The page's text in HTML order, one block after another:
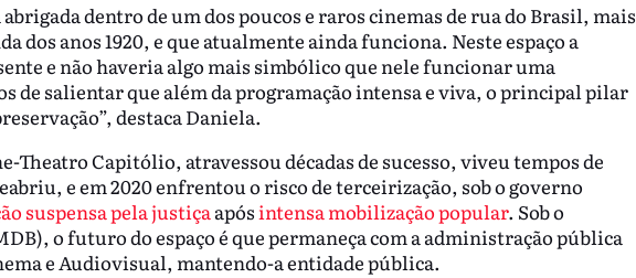
dentro de um dos poucos e raros cinemas de rua do Brasil, mais
dos anos 1920, e que atualmente ainda funciona. Neste espaço a
e não haveria algo mais simbólico que nele funcionar uma
de salientar que além da programação intensa e viva, o principal pilar
destaca Daniela.
Theatro Capitólio, atravessou décadas de sucesso, viveu tempos de
e em 2020 enfrentou o risco de terceirização, sob o governo
suspensa pela justiçaapósintensa mobilização popular. Sob o
o futuro do espaço é que permaneça com a administração pública
e Audiovisual, mantendo-a entidade pública.